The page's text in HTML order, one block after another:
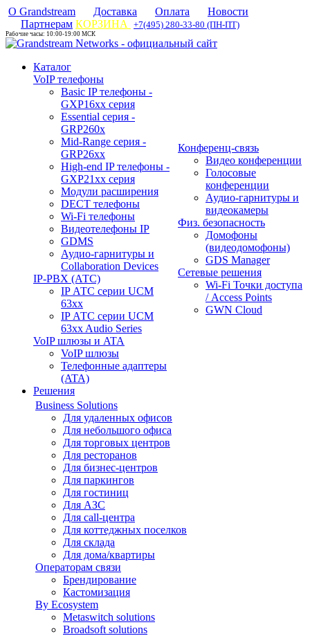
О Grandstream Доставка Оплата
Новости
Партнерам КОРЗИНА +7(495) 280-33-80 (ПН-ПТ)
Рабочие часы: 10:00-19:00 МСК
Каталог
VoIP телефоны
Basic IP телефоны -
GXP16хх серия
Essential серия -
GRP260x
Mid-Range серия -
GRP26xx
High-end IP телефоны -
GXP21хх серия
Модули расширения
DECT телефоны
Wi-Fi телефоны
Видеотелефоны IP
GDMS
Аудио-гарнитуры и
Collaboration Devices
IP-PBX (АТС)
IP АТС серии UCM
63xx
IP АТС серии UCM
63xx Audio Series
VoIP шлюзы и ATA
VoIP шлюзы
Телефонные адаптеры
(ATA)
Конференц-связь
Видео конференции
Голосовые
конференции
Аудио-гарнитуры и
видеокамеры
Физ. безопасность
Домофоны
(видеодомофоны)
GDS Manager
Сетевые решения
Wi-Fi Точки доступа
/ Access Points
GWN Cloud
Решения
Business Solutions
Для удаленных офисов
Для небольшого офиса
Для торговых центров
Для ресторанов
Для бизнес-центров
Для паркингов
Для гостиниц
Для АЗС
Для call-центра
Для коттеджных поселков
Для склада
Для дома/квартиры
Операторам связи
Брендирование
Кастомизация
By Ecosystem
Metaswitch solutions
Broadsoft solutions